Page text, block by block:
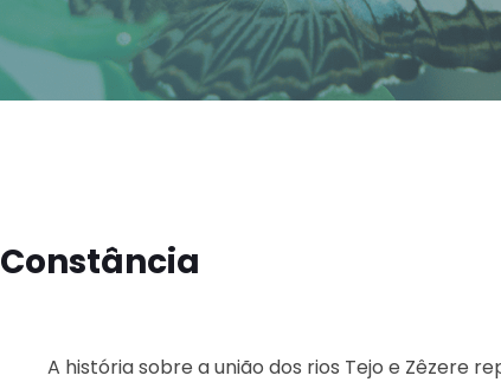
Constância
A história sobre a união dos rios Tejo e Zêzere